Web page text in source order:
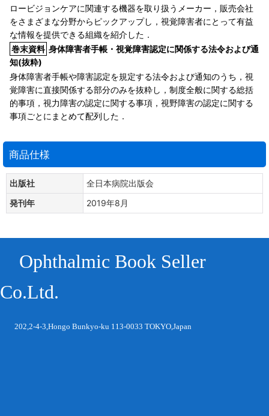
ロービジョンケアに関連する機器を取り扱うメーカー，販売会社
をさまざまな分野からピックアップし，視覚障害者にとって有益
な情報を提供できる組織を紹介した．
巻末資料 身体障害者手帳・視覚障害認定に関係する法令および通
知(抜粋)
身体障害者手帳や障害認定を規定する法令および通知のうち，視
覚障害に直接関係する部分のみを抜粋し，制度全般に関する総括
的事項，視力障害の認定に関する事項，視野障害の認定に関する
事項ごとにまとめて配列した．
商品仕様
出版社
全日本病院出版会
発刊年
2019年8月
Ophthalmic Book Seller
Co.Ltd.
202,2-4-3,Hongo Bunkyo-ku 113-0033 TOKYO,Japan